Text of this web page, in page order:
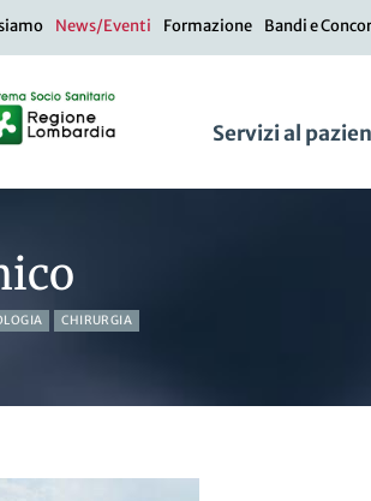
News/Eventi Formazione Bandi e
Servizi al
CHIRURGIA